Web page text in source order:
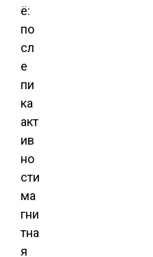
ё:
по
сл
е
пи
ка
акт
ив
но
сти
ма
гни
тна
я